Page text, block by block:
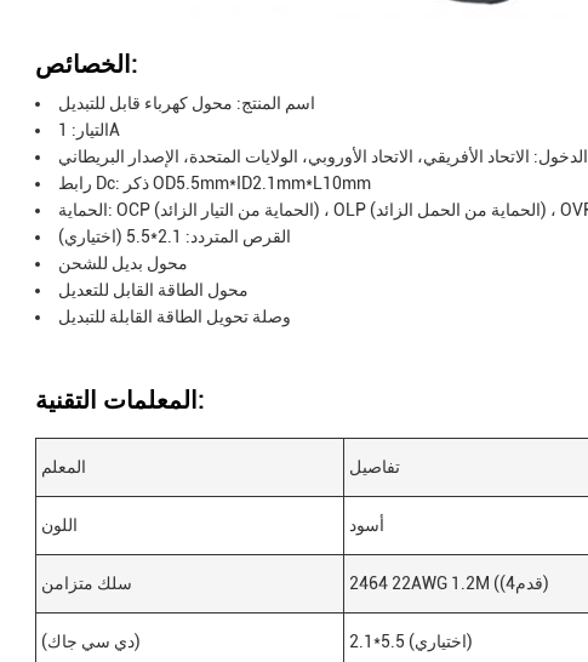
الخصائص:
اسم المنتج: محول كهرباء قابل للتبديل
التيار: 1A
الدخول: الاتحاد الأفريقي، الاتحاد الأوروبي، الولايات المتحدة، الإصدار البريطاني
رابط Dc: ذكر OD5.5mm*ID2.1mm*L10mm
القرص المتردد: 2.1*5.5 (اختياري)
محول بديل للشحن
محول الطاقة القابل للتعديل
وصلة تحويل الطاقة القابلة للتبديل
المعلمات التقنية:
المعلم تفاصيل
اللون أسود
سلك متزامن 2464 22AWG 1.2M ((4قدم)
(دي سي جاك) 2.1*5.5 (اختياري)